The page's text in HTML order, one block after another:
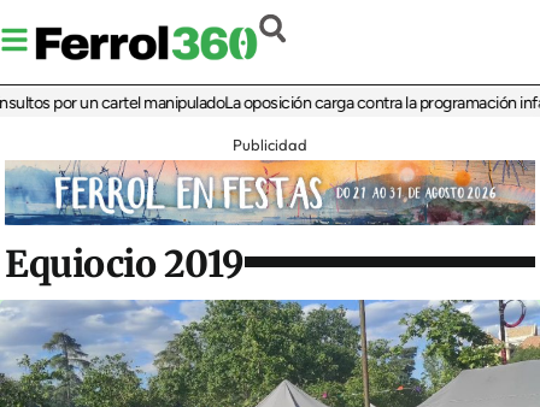
un cartel manipuladoLa oposición carga contra la programación infantil
Publicidad
Equiocio 2019